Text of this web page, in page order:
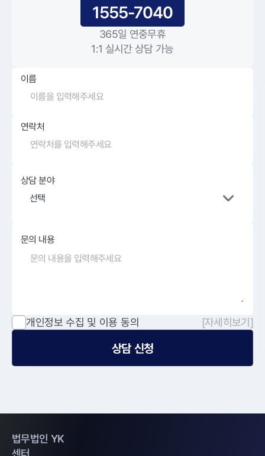
1555-7040
365일 연중무휴
1:1 실시간 상담 가능
이름
연락처
상담 분야
선택
문의 내용
개인정보 수집 및 이용 동의 [자세히보기]
상담 신청
법무법인 YK